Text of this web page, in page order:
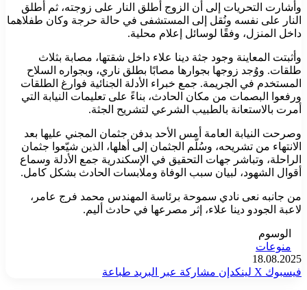
وأشارت التحريات إلى أن الزوج أطلق النار على زوجته، ثم أطلق
النار على نفسه ونُقل إلى المستشفى في حالة حرجة وكان طفلاهما
داخل المنزل، وفقًا لوسائل إعلام محلية.
وأثبتت المعاينة وجود جثة دينا علاء داخل شقتها، مصابة بثلاث
طلقات. ووُجد زوجها بجوارها مصابًا بطلق ناري، وبجواره السلاح
المستخدم في الجريمة. جمع خبراء الأدلة الجنائية فوارغ الطلقات
ورفعوا البصمات من مكان الحادث، بناءً على تعليمات النيابة التي
أمرت بالاستعانة بالطبيب الشرعي لتشريح الجثة.
وصرحت النيابة العامة أمس الأحد بدفن جثمان المجني عليها بعد
الانتهاء من تشريحه، وسُلّم الجثمان إلى أهلها، الذين شيّعوا جثمان
الراحلة، وتباشر جهات التحقيق في الإسكندرية جمع الأدلة وسماع
أقوال الشهود، لبيان سبب الوفاة وملابسات الحادث بشكل كامل.
من جانبه نعى نادي سموحة برئاسة المهندس محمد فرج عامر،
لاعبة الجودو دينا علاء، إثر مصرعها في حادث أليم.
الوسوم
منوعات
18.08.2025
فيسبوك ‫X لينكدإن مشاركة عبر البريد طباعة